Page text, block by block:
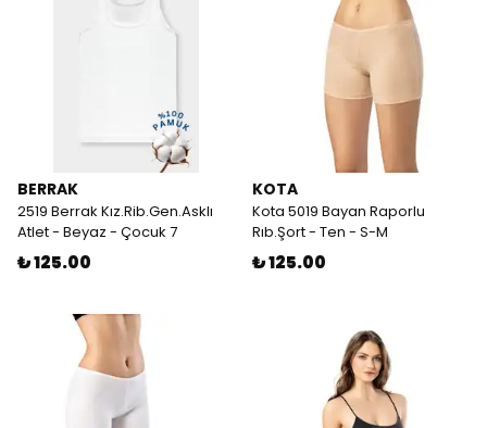
BERRAK
2519 Berrak Kız.Rib.Gen.Asklı
Atlet - Beyaz - Çocuk 7
₺ 125.00
KOTA
Kota 5019 Bayan Raporlu
Rıb.Şort - Ten - S-M
₺ 125.00